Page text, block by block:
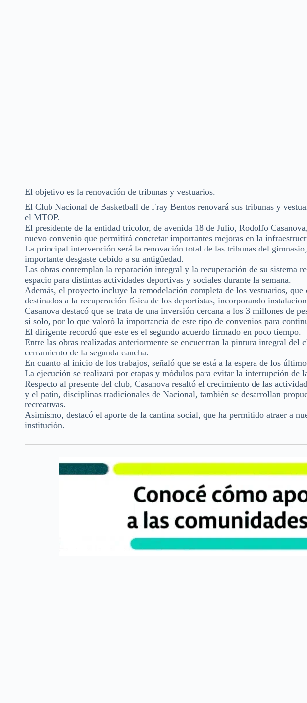
El objetivo es la renovación de tribunas y vestuarios.
El Club Nacional de Basketball de Fray Bentos renovará sus tribunas y
el MTOP.
El presidente de la entidad tricolor, de avenida 18 de Julio, Rodolfo
nuevo convenio que permitirá concretar importantes mejoras en la
La principal intervención será la renovación total de las tribunas del
importante desgaste debido a su antigüedad.
Las obras contemplan la reparación integral y la recuperación de su sistema
espacio para distintas actividades deportivas y sociales durante la semana.
Además, el proyecto incluye la remodelación completa de los vestuarios, que
destinados a la recuperación física de los deportistas, incorporando
Casanova destacó que se trata de una inversión cercana a los 3 millones de
sí solo, por lo que valoró la importancia de este tipo de convenios para
El dirigente recordó que este es el segundo acuerdo firmado en poco tiempo.
Entre las obras realizadas anteriormente se encuentran la pintura integral
cerramiento de la segunda cancha.
En cuanto al inicio de los trabajos, señaló que se está a la espera de los
La ejecución se realizará por etapas y módulos para evitar la interrupción de
Respecto al presente del club, Casanova resaltó el crecimiento de las
y el patín, disciplinas tradicionales de Nacional, también se desarrollan
recreativas.
Asimismo, destacó el aporte de la cantina social, que ha permitido atraer a
institución.